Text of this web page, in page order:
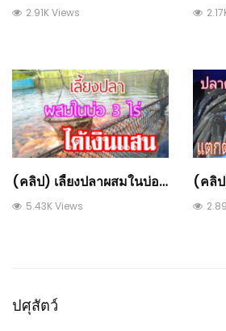
2.91K Views
(คลิป) เลี้ยงปลาผสมในบ่อ 3 ไร่ได้เงินแสน : วีดีโอ เกษตร
5.43K Views
ปศุสัตว์